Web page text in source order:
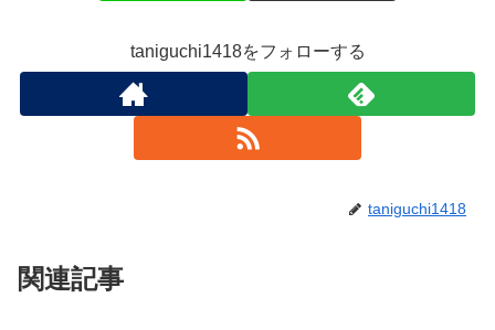
taniguchi1418をフォローする
taniguchi1418
関連記事